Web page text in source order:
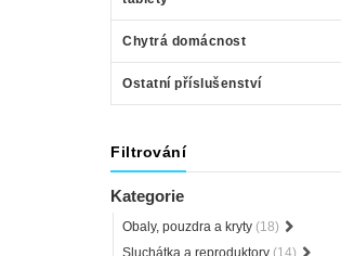
Chytrá domácnost
Ostatní příslušenství
Filtrování
Kategorie
Obaly, pouzdra a kryty (18)